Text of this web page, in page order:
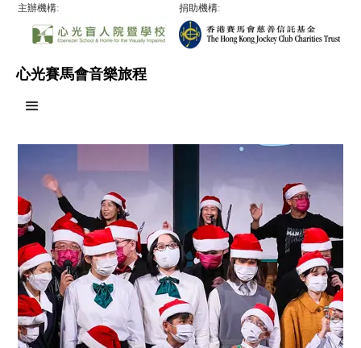
主辦機構: 捐助機構:
心光賽馬會音樂旅程